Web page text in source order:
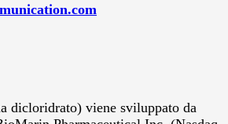
dicloridrato) viene sviluppato da